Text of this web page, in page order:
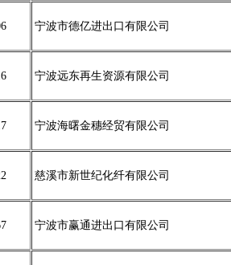
宁波市德亿进出口有限公司
宁波远东再生资源有限公司
宁波海曙金穗经贸有限公司
慈溪市新世纪化纤有限公司
宁波市赢通进出口有限公司